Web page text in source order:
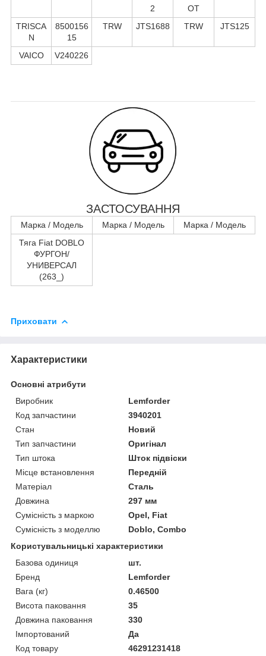
2
OT
TRISCA
N
8500156
15
TRW JTS1688 TRW JTS125
VAICO V240226
ЗАСТОСУВАННЯ
Марка / Модель Марка / Модель
Марка / Модель
Тяга Fiat DOBLO
ФУРГОН/
УНИВЕРСАЛ
(263_)
Приховати
Характеристики
Основні атрибути
Виробник
Lemforder
Код запчастини
3940201
Стан
Новий
Тип запчастини
Оригінал
Тип штока
Шток підвіски
Місце встановлення
Передній
Матеріал
Сталь
Довжина
297 мм
Сумісність з маркою
Opel, Fiat
Сумісність з моделлю
Doblo, Combo
Користувальницькі характеристики
Базова одиниця
шт.
Бренд
Lemforder
Вага (кг)
0.46500
Висота паковання
35
Довжина паковання
330
Імпортований
Да
Код товару
46291231418